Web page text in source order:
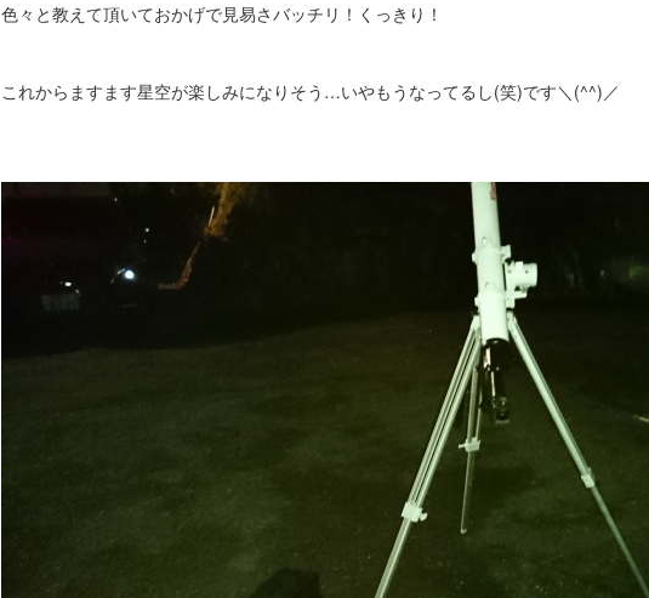
色々と教えて頂いておかげで見易さバッチリ！くっきり！
これからますます星空が楽しみになりそう…いやもうなってるし(笑)です＼(^^)／